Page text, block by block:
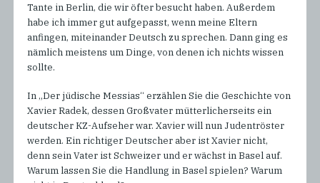
Tante in Berlin, die wir öfter besucht haben. Außerdem
habe ich immer gut aufgepasst, wenn meine Eltern
anfingen, miteinander Deutsch zu sprechen. Dann ging es
nämlich meistens um Dinge, von denen ich nichts wissen
sollte.
In „Der jüdische Messias“ erzählen Sie die Geschichte von
Xavier Radek, dessen Großvater mütterlicherseits ein
deutscher KZ-Aufseher war. Xavier will nun Judentröster
werden. Ein richtiger Deutscher aber ist Xavier nicht,
denn sein Vater ist Schweizer und er wächst in Basel auf.
Warum lassen Sie die Handlung in Basel spielen? Warum